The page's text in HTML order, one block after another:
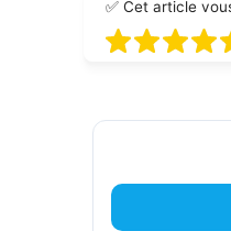
✅ Cet article